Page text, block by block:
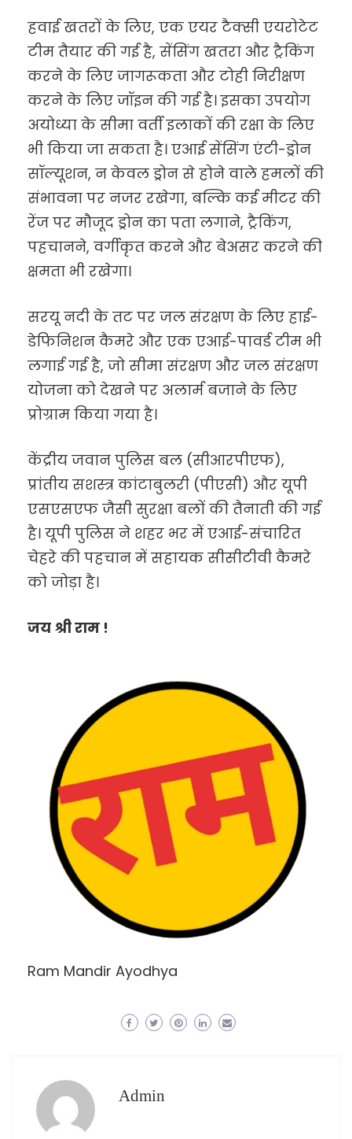
हवाई खतरों के लिए, एक एयर टैक्सी एयरोटेट
टीम तैयार की गई है, सेंसिंग खतरा और ट्रैकिंग
करने के लिए जागरूकता और टोही निरीक्षण
करने के लिए जॉइन की गई है। इसका उपयोग
अयोध्या के सीमा वर्ती इलाकों की रक्षा के लिए
भी किया जा सकता है। एआई सेंसिंग एंटी-ड्रोन
सॉल्यूशन, न केवल ड्रोन से होने वाले हमलों की
संभावना पर नजर रखेगा, बल्कि कई मीटर की
रेंज पर मौजूद ड्रोन का पता लगाने, ट्रैकिंग,
पहचानने, वर्गीकृत करने और बेअसर करने की
क्षमता भी रखेगा।
सरयू नदी के तट पर जल संरक्षण के लिए हाई-
डेफिनिशन कैमरे और एक एआई-पावर्ड टीम भी
लगाई गई है, जो सीमा संरक्षण और जल संरक्षण
योजना को देखने पर अलार्म बजाने के लिए
प्रोग्राम किया गया है।
केंद्रीय जवान पुलिस बल (सीआरपीएफ),
प्रांतीय सशस्त्र कांटाबुलरी (पीएसी) और यूपी
एसएसएफ जैसी सुरक्षा बलों की तैनाती की गई
है। यूपी पुलिस ने शहर भर में एआई-संचारित
चेहरे की पहचान में सहायक सीसीटीवी कैमरे
को जोड़ा है।
जय श्री राम !
Ram Mandir Ayodhya
Admin